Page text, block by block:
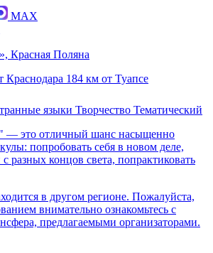
MAX
Красная Поляна
Краснодара 184 км от Туапсе
языки Творчество Тематический
— это отличный шанс насыщенно
попробовать себя в новом деле,
с разных концов света, попрактиковать
в другом регионе. Пожалуйста,
внимательно ознакомьтесь с
предлагаемыми организаторами.